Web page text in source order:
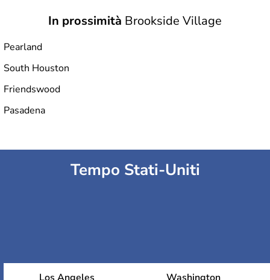
In prossimità Brookside Village
Pearland
South Houston
Friendswood
Pasadena
Tempo Stati-Uniti